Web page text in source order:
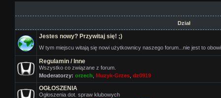
Dział
Jestes nowy? Przywitaj się! ;)
W tym miejscu witają się nowi użytkownicy naszego forum...nie jest to
Regulamin / Inne
Wszystko co związane z forum.
Moderatorzy: orzech Muzyk-Grzes dz0919
OGŁOSZENIA
Ogłoszenia dot. spraw klubowych